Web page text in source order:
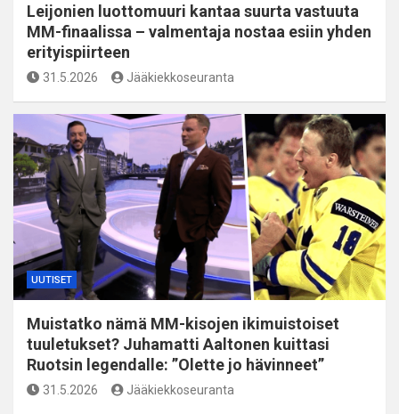
Leijonien luottomuuri kantaa suurta vastuuta
MM-finaalissa – valmentaja nostaa esiin yhden
erityispiirteen
31.5.2026 Jääkiekkoseuranta
UUTISET
Muistatko nämä MM-kisojen ikimuistoiset
tuuletukset? Juhamatti Aaltonen kuittasi
Ruotsin legendalle: ”Olette jo hävinneet”
31.5.2026 Jääkiekkoseuranta